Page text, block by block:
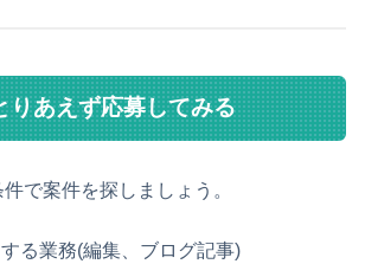
あえず応募してみる
で案件を探しましょう。
る業務(編集、ブログ記事)